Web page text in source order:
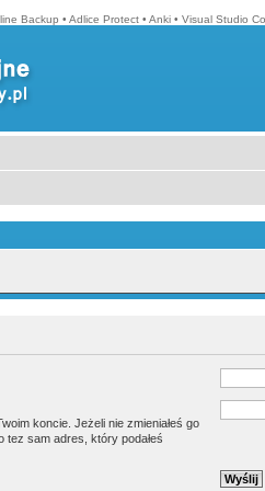
Backup • Adlice Protect • Anki • Visual Studio
koncie. Jeżeli nie zmieniałeś go
tez sam adres, który podałeś